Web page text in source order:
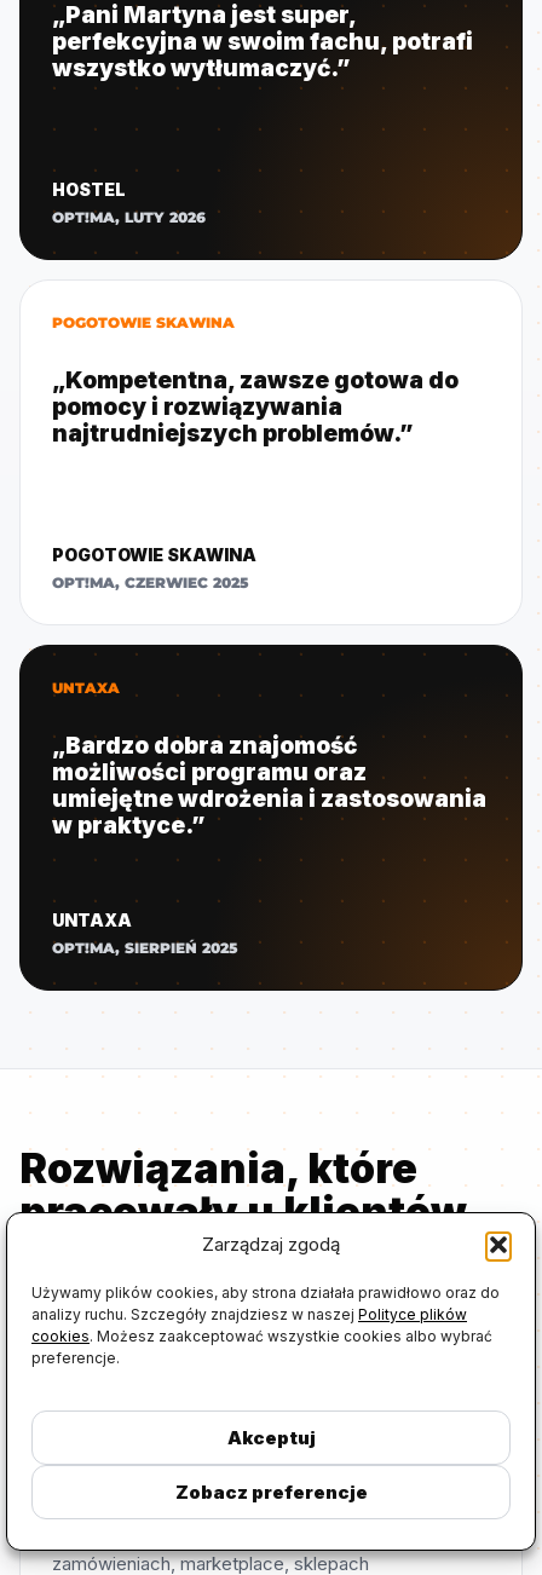
Zarządzaj zgodą
Używamy plików cookies, aby strona działała prawidłowo oraz do
analizy ruchu. Szczegóły znajdziesz w naszej Polityce plików
cookies. Możesz zaakceptować wszystkie cookies albo wybrać
preferencje.
Akceptuj
Zobacz preferencje
„Pani Martyna jest super,
perfekcyjna w swoim fachu, potrafi
wszystko wytłumaczyć.”
HOSTEL
OPT!MA, LUTY 2026
POGOTOWIE SKAWINA
„Kompetentna, zawsze gotowa do
pomocy i rozwiązywania
najtrudniejszych problemów.”
POGOTOWIE SKAWINA
OPT!MA, CZERWIEC 2025
UNTAXA
„Bardzo dobra znajomość
możliwości programu oraz
umiejętne wdrożenia i zastosowania
w praktyce.”
UNTAXA
OPT!MA, SIERPIEŃ 2025
Rozwiązania, które
pracowały u klientów.
xSale.ai wspiera sprzedaż internetową i integracje
z ERP. Futuriti WMS wspiera proces magazynowy,
kompletację, kontrolę operacji i pracę zespołu.
Sprzedaż internetowa i ERP
zamówieniach, marketplace, sklepach